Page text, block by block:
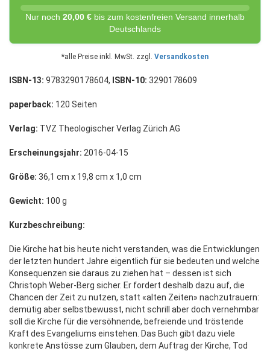
Nur noch 20,00 € bis zum kostenfreien Versand innerhalb
Deutschlands
*alle Preise inkl. MwSt. zzgl. Versandkosten
ISBN-13: 9783290178604, ISBN-10: 3290178609
paperback: 120 Seiten
Verlag: TVZ Theologischer Verlag Zürich AG
Erscheinungsjahr: 2016-04-15
Größe: 36,1 cm x 19,8 cm x 1,0 cm
Gewicht: 100 g
Kurzbeschreibung:
Die Kirche hat bis heute nicht verstanden, was die Entwicklungen
der letzten hundert Jahre eigentlich für sie bedeuten und welche
Konsequenzen sie daraus zu ziehen hat – dessen ist sich
Christoph Weber-Berg sicher. Er fordert deshalb dazu auf, die
Chancen der Zeit zu nutzen, statt «alten Zeiten» nachzutrauern:
demütig aber selbstbewusst, nicht schrill aber doch vernehmbar
soll die Kirche für die versöhnende, befreiende und tröstende
Kraft des Evangeliums einstehen. Das Buch gibt dazu viele
konkrete Anstösse zum Glauben, dem Auftrag der Kirche, Tod